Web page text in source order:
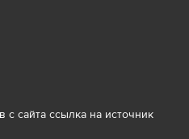
сайта ссылка на источник